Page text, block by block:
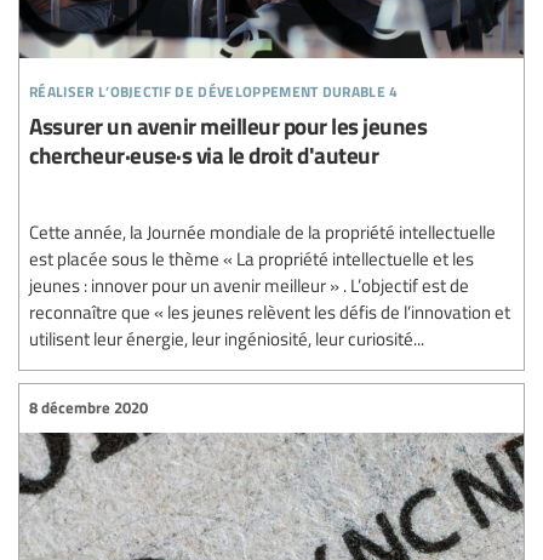
réaliser l’objectif de développement durable 4
Assurer un avenir meilleur pour les jeunes
chercheur·euse·s via le droit d'auteur
Cette année, la Journée mondiale de la propriété intellectuelle
est placée sous le thème « La propriété intellectuelle et les
jeunes : innover pour un avenir meilleur » . L’objectif est de
reconnaître que « les jeunes relèvent les défis de l’innovation et
utilisent leur énergie, leur ingéniosité, leur curiosité...
8 décembre 2020